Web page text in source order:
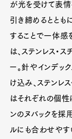
が光を受けて表情
引き締めるととも
することで一体感
は、ステンレス・
ー。針やインデッ
け込み、ステンレ
はそれぞれの個性
ンのヌバックを採
ルにも合わせやす